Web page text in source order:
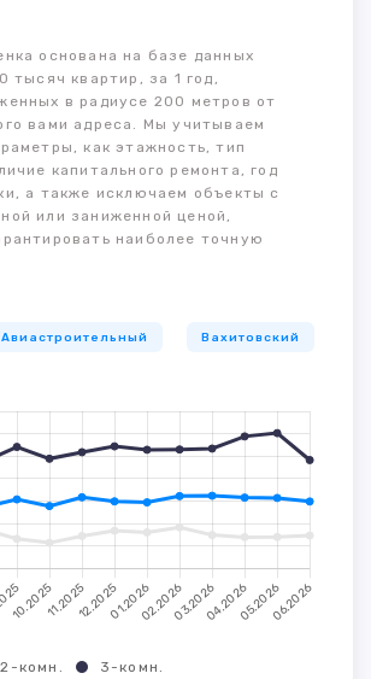
основана на базе данных
тысяч квартир, за 1 год,
в радиусе 200 метров от
вами адреса. Мы учитываем
как этажность, тип
капитального ремонта, год
а также исключаем объекты с
или заниженной ценой,
наиболее точную
Авиастроительный Вахитовский
2-комн. 3-комн.